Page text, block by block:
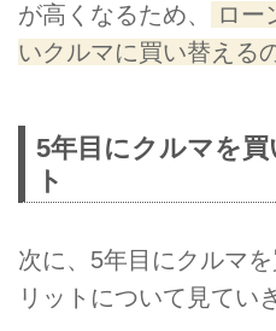
が高くなるため、
ロー
いクルマに買い替える
5年目にクルマを
ト
次に、5年目にクルマ
リットについて見てい